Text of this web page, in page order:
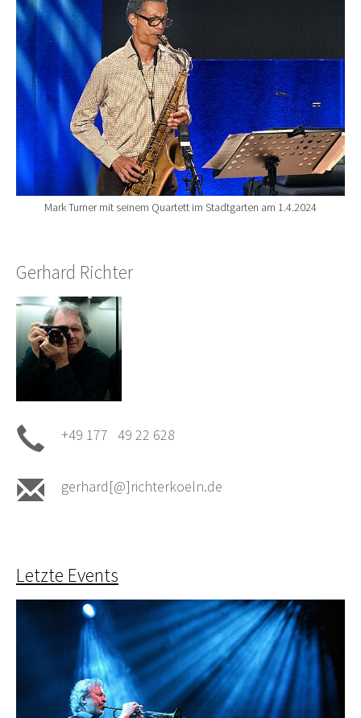
Mark Turner mit seinem Quartett im Stadtgarten am 1.4.2024
Gerhard Richter
+49 177 49 22 628
gerhard[@]richterkoeln.de
Letzte Events